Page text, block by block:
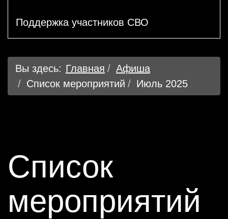
Поддержка участников СВО
Вы здесь: Главная
Афиша
Список мероприятий
Июль 2025
Список
мероприятий